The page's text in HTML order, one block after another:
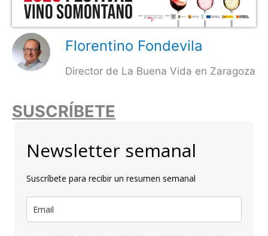
Florentino Fondevila
Director de La Buena Vida en Zaragoza
SUSCRÍBETE
Newsletter semanal
Suscríbete para recibir un resumen semanal